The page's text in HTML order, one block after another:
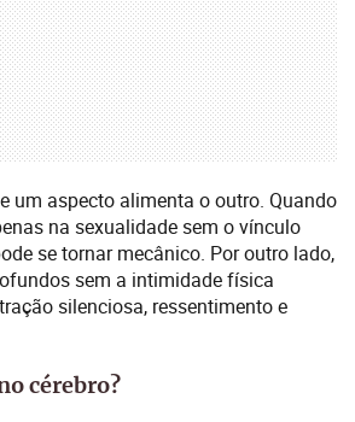
um aspecto alimenta o outro. Quando
na sexualidade sem o vínculo
se tornar mecânico. Por outro lado,
sem a intimidade física
silenciosa, ressentimento e
cérebro?